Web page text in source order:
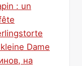
: un
Dame
на